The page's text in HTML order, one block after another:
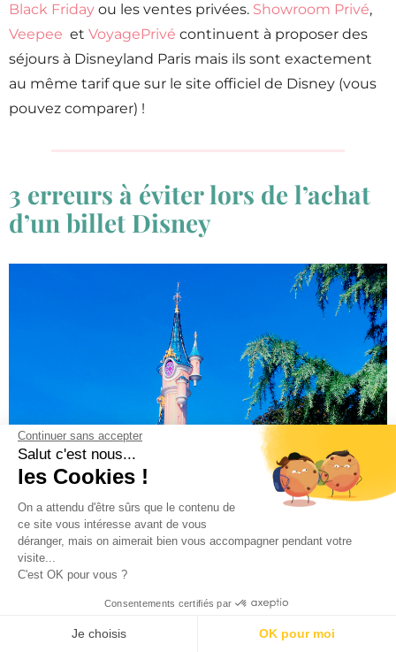
Continuer sans accepter
Salut c'est nous...
les Cookies !
On a attendu d'être sûrs que le contenu de
ce site vous intéresse avant de vous
déranger, mais on aimerait bien vous accompagner pendant votre
visite...
C'est OK pour vous ?
Consentements certifiés par
Je choisis OK pour moi
Black Friday ou les ventes privées. Showroom Privé,
Veepee et VoyagePrivé continuent à proposer des
séjours à Disneyland Paris mais ils sont exactement
au même tarif que sur le site officiel de Disney (vous
pouvez comparer) !
3 erreurs à éviter lors de l’achat
d’un billet Disney